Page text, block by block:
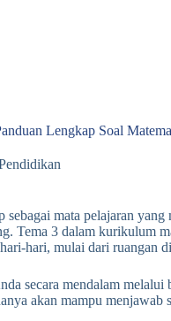
Lengkap Soal
mata pelajaran
Tema 3 dalam kurikulum
hari, mulai dari ruangan
secara mendalam melalui
akan mampu